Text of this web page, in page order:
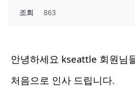
조회 863
안녕하세요 kseattle 회원님
처음으로 인사 드립니다.